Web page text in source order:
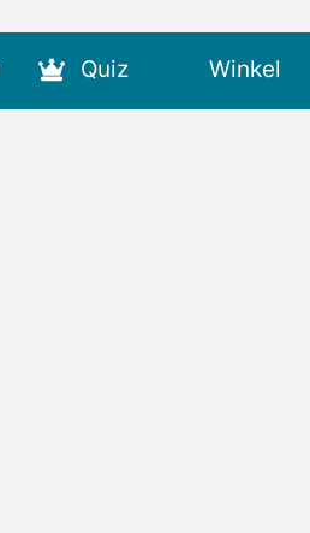
Quiz Winkel